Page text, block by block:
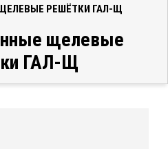
РЕШЁТКИ ГАЛ-Щ
щелевые
ГАЛ-Щ